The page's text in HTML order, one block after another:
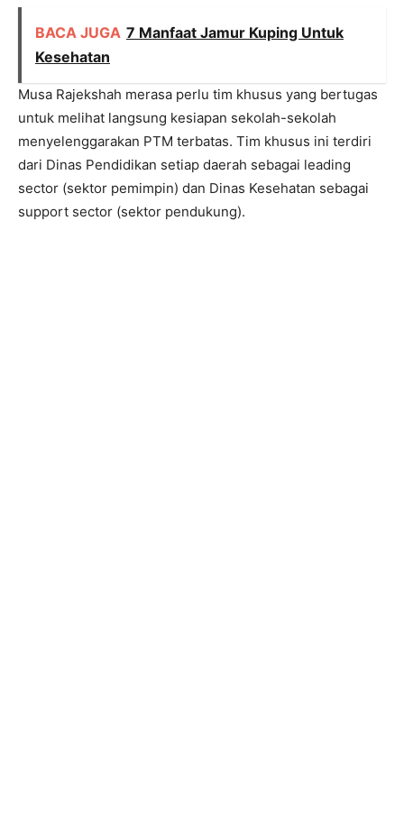
BACA JUGA 7 Manfaat Jamur Kuping Untuk
Kesehatan
Musa Rajekshah merasa perlu tim khusus yang bertugas
untuk melihat langsung kesiapan sekolah-sekolah
menyelenggarakan PTM terbatas. Tim khusus ini terdiri
dari Dinas Pendidikan setiap daerah sebagai leading
sector (sektor pemimpin) dan Dinas Kesehatan sebagai
support sector (sektor pendukung).